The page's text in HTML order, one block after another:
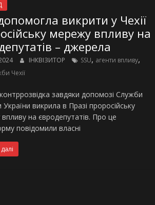
викрити у Чехії
мережу впливу на
– джерела
ІНКВІЗИТОР SSU, агенти впливу,
Чехії
завдяки допомозі Служби
України викрила в Празі проросійську
на євродепутатів. Про це
повідомили власні